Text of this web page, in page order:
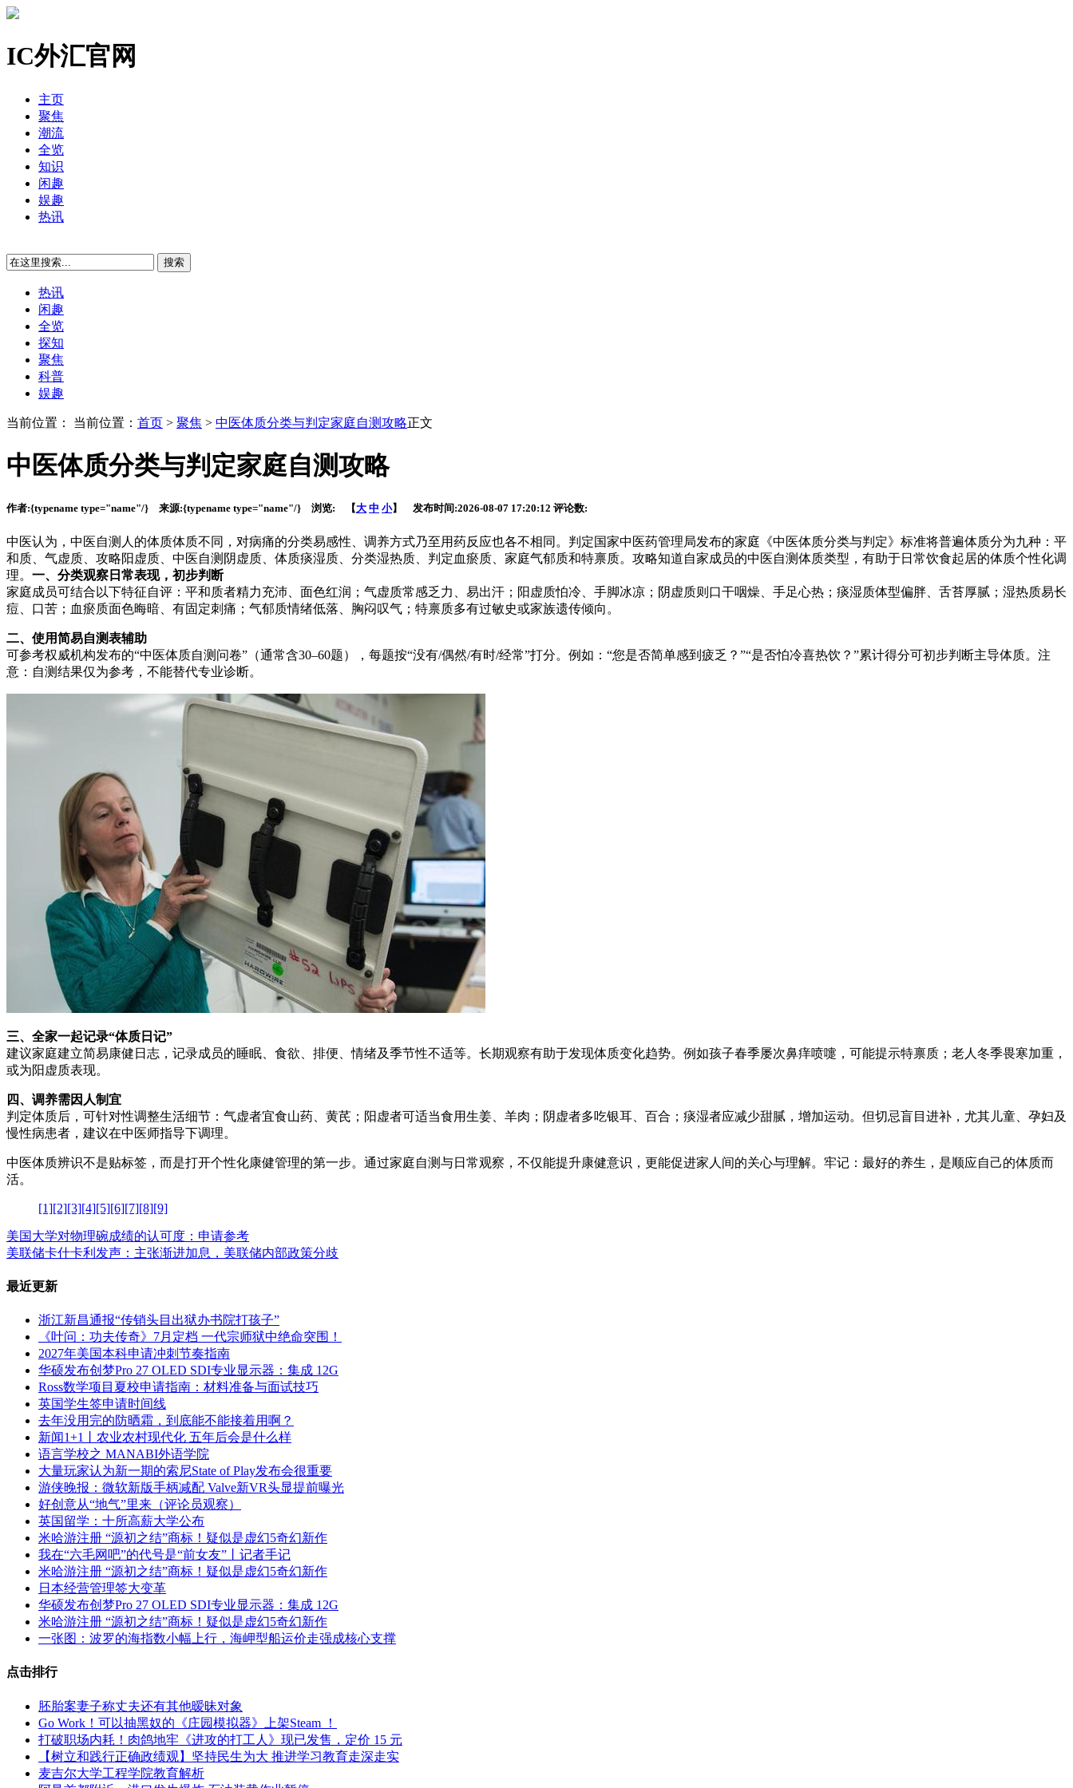
IC外汇官网
主页
聚焦
潮流
全览
知识
闲趣
娱趣
热讯
热讯
闲趣
全览
探知
聚焦
科普
娱趣
当前位置： 当前位置： 首页 > 聚焦 > 中医体质分类与判定家庭自测攻略正文
中医体质分类与判定家庭自测攻略
作者:{typename type="name"/} 来源:{typename type="name"/} 浏览: 【大 中 小】 发布时间:2026-08-07 17:20:12 评论数:
中医认为，中医自测人的体质体质不同，对病痛的分类易感性、调养方式乃至用药反应也各不相同。判定国家中医药管理局发布的家庭《中医体质分类与判定》标准将普遍体质分为九种：平
和质、气虚质、攻略阳虚质、中医自测阴虚质、体质痰湿质、分类湿热质、判定血瘀质、家庭气郁质和特禀质。攻略知道自家成员的中医自测体质类型，有助于日常饮食起居的体质个性化调
理。 一、分类观察日常表现，初步判断
家庭成员可结合以下特征自评：平和质者精力充沛、面色红润；气虚质常感乏力、易出汗；阳虚质怕冷、手脚冰凉；阴虚质则口干咽燥、手足心热；痰湿质体型偏胖、舌苔厚腻；湿热质易长
痘、口苦；血瘀质面色晦暗、有固定刺痛；气郁质情绪低落、胸闷叹气；特禀质多有过敏史或家族遗传倾向。
二、使用简易自测表辅助
可参考权威机构发布的“中医体质自测问卷”（通常含30–60题），每题按“没有/偶然/有时/经常”打分。例如：“您是否简单感到疲乏？”“是否怕冷喜热饮？”累计得分可初步判断主导体质。注
意：自测结果仅为参考，不能替代专业诊断。
三、全家一起记录“体质日记”
建议家庭建立简易康健日志，记录成员的睡眠、食欲、排便、情绪及季节性不适等。长期观察有助于发现体质变化趋势。例如孩子春季屡次鼻痒喷嚏，可能提示特禀质；老人冬季畏寒加重，
或为阳虚质表现。
四、调养需因人制宜
判定体质后，可针对性调整生活细节：气虚者宜食山药、黄芪；阳虚者可适当食用生姜、羊肉；阴虚者多吃银耳、百合；痰湿者应减少甜腻，增加运动。但切忌盲目进补，尤其儿童、孕妇及
慢性病患者，建议在中医师指导下调理。
中医体质辨识不是贴标签，而是打开个性化康健管理的第一步。通过家庭自测与日常观察，不仅能提升康健意识，更能促进家人间的关心与理解。牢记：最好的养生，是顺应自己的体质而
活。
[1][2][3][4][5][6][7][8][9]
美国大学对物理碗成绩的认可度：申请参考
美联储卡什卡利发声：主张渐进加息，美联储内部政策分歧
最近更新
浙江新昌通报“传销头目出狱办书院打孩子”
《叶问：功夫传奇》7月定档 一代宗师狱中绝命突围！
2027年美国本科申请冲刺节奏指南
华硕发布创梦Pro 27 OLED SDI专业显示器：集成 12G
Ross数学项目夏校申请指南：材料准备与面试技巧
英国学生签申请时间线
去年没用完的防晒霜，到底能不能接着用啊？
新闻1+1丨农业农村现代化 五年后会是什么样
语言学校之 MANABI外语学院
大量玩家认为新一期的索尼State of Play发布会很重要
游侠晚报：微软新版手柄减配 Valve新VR头显提前曝光
好创意从“地气”里来（评论员观察）
英国留学：十所高薪大学公布
米哈游注册 “源初之结”商标！疑似是虚幻5奇幻新作
我在“六毛网吧”的代号是“前女友”丨记者手记
米哈游注册 “源初之结”商标！疑似是虚幻5奇幻新作
日本经营管理签大变革
华硕发布创梦Pro 27 OLED SDI专业显示器：集成 12G
米哈游注册 “源初之结”商标！疑似是虚幻5奇幻新作
一张图：波罗的海指数小幅上行，海岬型船运价走强成核心支撑
点击排行
胚胎案妻子称丈夫还有其他暧昧对象
Go Work！可以抽黑奴的《庄园模拟器》上架Steam ！
打破职场内耗！肉鸽地牢《进攻的打工人》现已发售，定价 15 元
【树立和践行正确政绩观】坚持民生为大 推进学习教育走深走实
麦吉尔大学工程学院教育解析